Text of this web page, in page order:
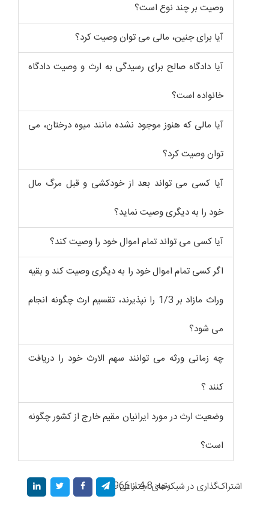
وصیت بر چند نوع است؟
آیا برای جنین، مالی می توان وصیت کرد؟
آیا دادگاه صالح برای رسیدگی به ارث و وصیت دادگاه
خانواده است؟
آیا مالی که هنوز موجود نشده مانند میوه درختان، می
توان وصیت کرد؟
آیا کسی می تواند بعد از خودکشی و قبل مرگ مال
خود را به دیگری وصیت نماید؟
آیا کسی می تواند تمام اموال خود را وصیت کند؟
اگر کسی تمام اموال خود را به دیگری وصیت کند و بقیه
وراث مازاد بر 1/3 را نپذیرند، تقسیم ارث چگونه انجام
می شود؟
چه زمانی ورثه می توانند سهم الارث خود را دریافت
کنند ؟
وضعیت ارث در مورد ایرانیان مقیم خارج از کشور چگونه
است؟
رتبه: 4.8 از 966 رأی
اشتراک‌گذاری در شبکه‌های اجتماعی